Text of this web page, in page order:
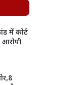
में कोर्ट